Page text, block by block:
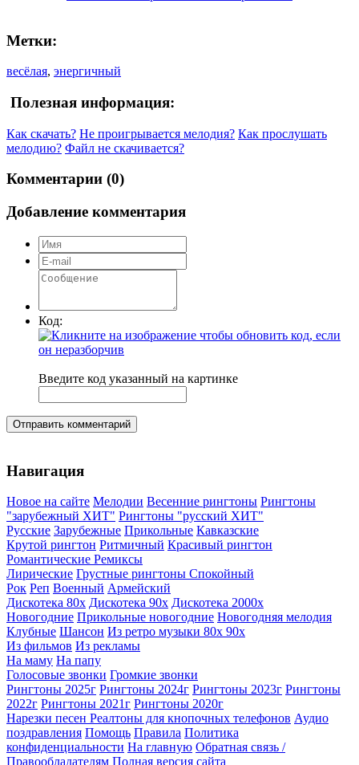
Метки:
весёлая, энергичный
Полезная информация:
Как скачать? Не проигрывается мелодия? Как прослушать
мелодию? Файл не скачивается?
Комментарии (0)
Добавление комментария
Код:
Введите код указанный на картинке
Отправить комментарий
Навигация
Новое на сайте Мелодии Весенние рингтоны Рингтоны
"зарубежный ХИТ" Рингтоны "русский ХИТ"
Русские Зарубежные Прикольные Кавказские
Крутой рингтон Ритмичный Красивый рингтон
Романтические Ремиксы
Лирические Грустные рингтоны Спокойный
Рок Реп Военный Армейский
Дискотека 80х Дискотека 90х Дискотека 2000х
Новогодние Прикольные новогодние Новогодняя мелодия
Клубные Шансон Из ретро музыки 80х 90х
Из фильмов Из рекламы
На маму На папу
Голосовые звонки Громкие звонки
Рингтоны 2025г Рингтоны 2024г Рингтоны 2023г Рингтоны
2022г Рингтоны 2021г Рингтоны 2020г
Нарезки песен Реалтоны для кнопочных телефонов Аудио
поздравления Помощь Правила Политика
конфиденциальности На главную Обратная связь /
Правообладателям Полная версия сайта